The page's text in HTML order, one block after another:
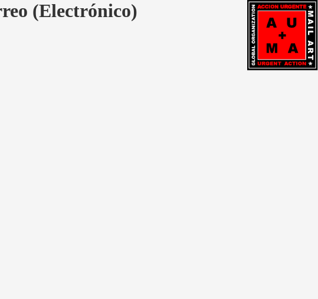
(Electrónico)